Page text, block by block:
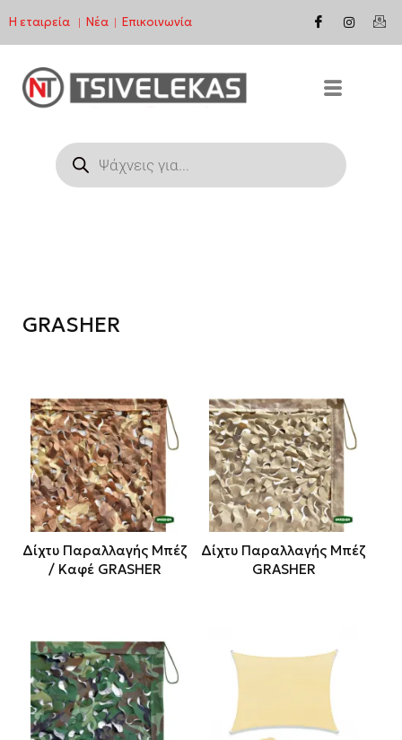
Μεταπηδήστε
στο
περιεχόμενο
Η εταιρεία | Νέα | Επικοινωνία
GRASHER
Δίχτυ Παραλλαγής Μπέζ
/ Καφέ GRASHER
Δίχτυ Παραλλαγής Μπέζ
GRASHER